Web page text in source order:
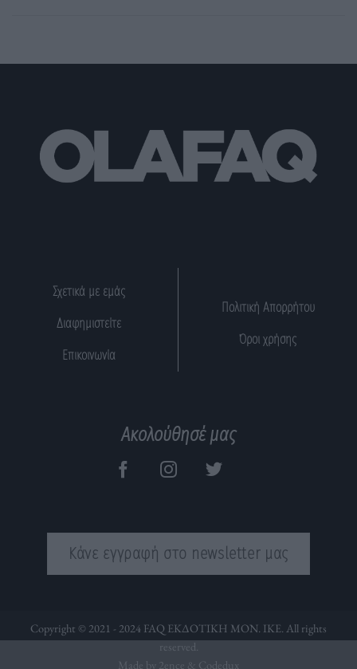
Σχετικά με εμάς
Διαφημιστείτε
Επικοινωνία
Πολιτική Απορρήτου
Όροι χρήσης
Ακολούθησέ μας
Κάνε εγγραφή στο newsletter μας
Copyright © 2021 - 2024 FAQ ΕΚΔΟΤΙΚΗ ΜΟΝ. ΙΚΕ. All rights
reserved.
Made by 2ence & Codedux